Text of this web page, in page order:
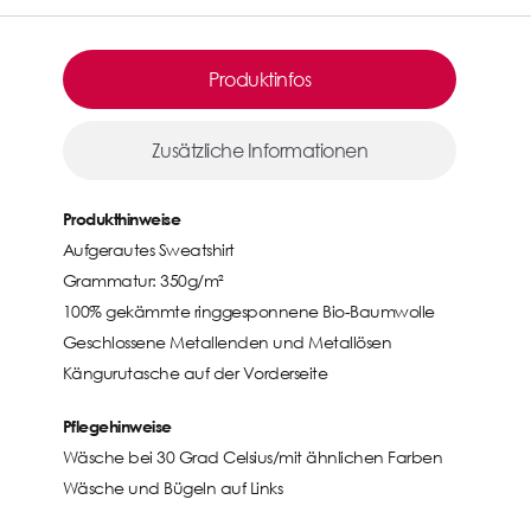
Produktinfos
Zusätzliche Informationen
Produkthinweise
Aufgerautes Sweatshirt
Grammatur: 350g/m²
100% gekämmte ringgesponnene Bio-Baumwolle
Geschlossene Metallenden und Metallösen
Kängurutasche auf der Vorderseite
Pflegehinweise
Wäsche bei 30 Grad Celsius/mit ähnlichen Farben
Wäsche und Bügeln auf Links